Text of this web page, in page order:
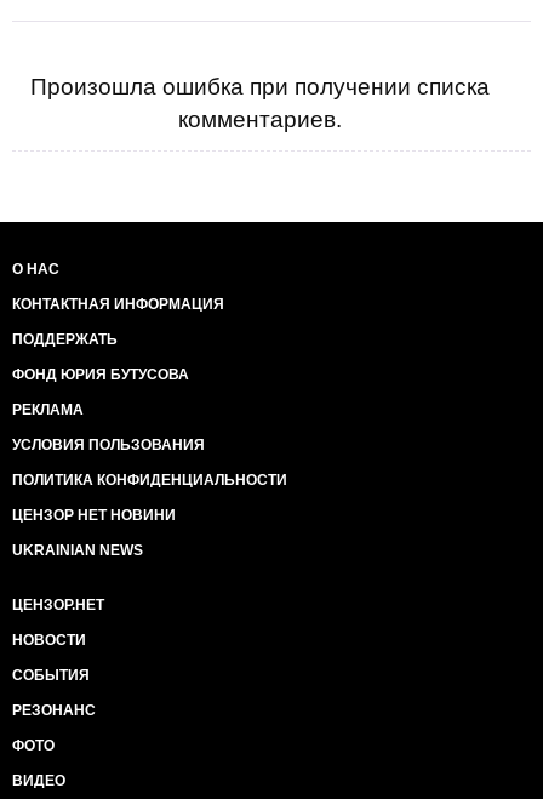
Произошла ошибка при получении списка
комментариев.
О НАС
КОНТАКТНАЯ ИНФОРМАЦИЯ
ПОДДЕРЖАТЬ
ФОНД ЮРИЯ БУТУСОВА
РЕКЛАМА
УСЛОВИЯ ПОЛЬЗОВАНИЯ
ПОЛИТИКА КОНФИДЕНЦИАЛЬНОСТИ
ЦЕНЗОР НЕТ НОВИНИ
UKRAINIAN NEWS
ЦЕНЗОР.НЕТ
НОВОСТИ
СОБЫТИЯ
РЕЗОНАНС
ФОТО
ВИДЕО